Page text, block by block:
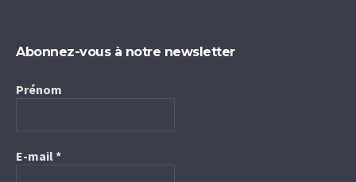
Abonnez-vous à notre newsletter
Prénom
E-mail*